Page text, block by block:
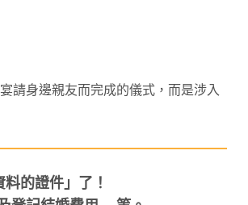
請身邊親友而完成的儀式，而是涉入
的證件」了！